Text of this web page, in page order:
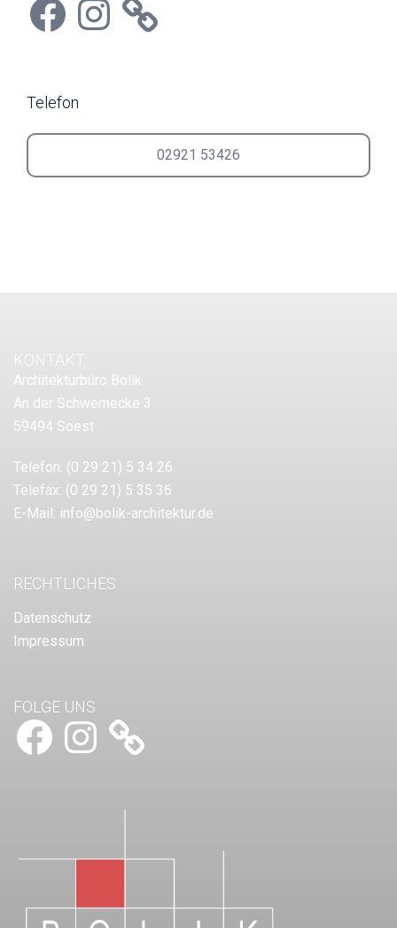
Telefon
02921 53426
KONTAKT
Architekturbüro Bolik
An der Schwemecke 3
59494 Soest
Telefon: (0 29 21) 5 34 26
Telefax: (0 29 21) 5 35 36
E-Mail: info@bolik-architektur.de
RECHTLICHES
Datenschutz
Impressum
FOLGE UNS
FacebookInstagram